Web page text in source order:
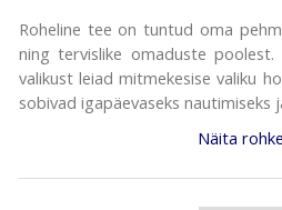
Roheline tee on tuntud oma
ning tervislike omaduste poolest.
valikust leiad mitmekesise valiku
sobivad igapäevaseks nautimiseks
Näita